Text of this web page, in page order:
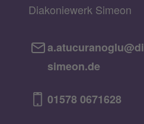
Diakoniewerk Simeon
simeon.de
01578 0671628